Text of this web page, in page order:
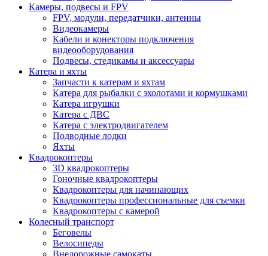
Камеры, подвесы и FPV
FPV, модули, передатчики, антенны
Видеокамеры
Кабели и конекторы подключения
видеооборудования
Подвесы, стедикамы и аксессуары
Катера и яхты
Запчасти к катерам и яхтам
Катера для рыбалки с эхолотами и кормушками
Катера игрушки
Катера с ДВС
Катера с электродвигателем
Подводные лодки
Яхты
Квадрокоптеры
3D квадрокоптеры
Гоночные квадрокоптеры
Квадрокоптеры для начинающих
Квадрокоптеры профессиональные для съемки
Квадрокоптеры с камерой
Колесный транспорт
Беговелы
Велосипеды
Внедорожные самокаты